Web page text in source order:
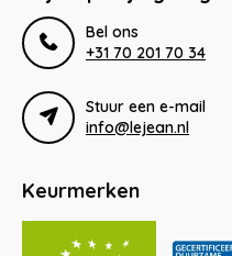
Bel ons
+31 70 201 70 34
Stuur een e-mail
info@lejean.nl
Keurmerken